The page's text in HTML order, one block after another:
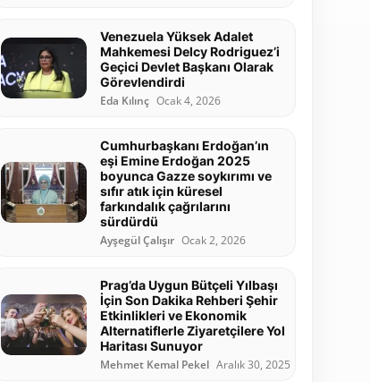
Venezuela Yüksek Adalet
Mahkemesi Delcy Rodriguez’i
Geçici Devlet Başkanı Olarak
Görevlendirdi
Eda Kılınç Ocak 4, 2026
Cumhurbaşkanı Erdoğan’ın
eşi Emine Erdoğan 2025
boyunca Gazze soykırımı ve
sıfır atık için küresel
farkındalık çağrılarını
sürdürdü
Ayşegül Çalışır Ocak 2, 2026
Prag’da Uygun Bütçeli Yılbaşı
İçin Son Dakika Rehberi Şehir
Etkinlikleri ve Ekonomik
Alternatiflerle Ziyaretçilere Yol
Haritası Sunuyor
Mehmet Kemal Pekel Aralık 30, 2025